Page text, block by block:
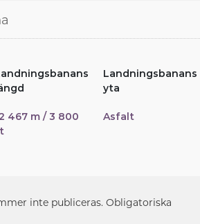
Landningsbanans
yta
467 m / 3 800
Asfalt
inte publiceras. Obligatoriska